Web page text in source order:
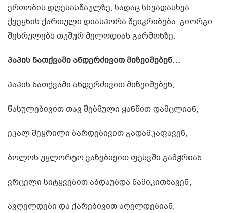
ერთობის დღესასწაულზე, სადაც სხვადასხვა
ქვეყნის ქართული დიასპორა შეიკრიბება. გიორგი
შესრულებს თუშურ მელოდიას გარმონზე.
პაპის ნათქვამი ანდერძივით მიზეიმებენ…
პაპის ნათქვამი ანდერძივით მიზეიმებენ,
წასულებივით თავ შებმული ყანწით დამცლიან,
ეკალ შეყრილი ბარდებივით გადამკაფავენ,
ბოლოს უყლორტო ვაზებივით ფესვში გამჭრიან.
ვრცელი სიტყვებით აბდაუბდა წამიკითხავენ,
ავღელდები და ქარებივით აღელდებიან,